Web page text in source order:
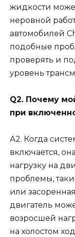
жидкости
неровной
автомобилей
подобные
проверять и
уровень
Q2. Почему
при
А2. Когда
включается,
нагрузку на
проблемы,
или
двигатель
возросшей
на холостом